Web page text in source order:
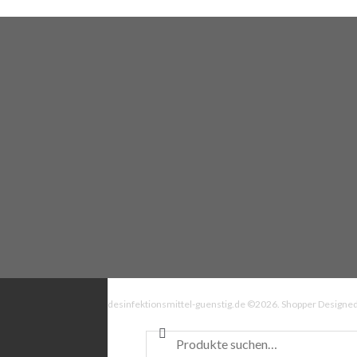
desinfektionsmittel-guenstig.de ©2026. Shopper
Suche nach: